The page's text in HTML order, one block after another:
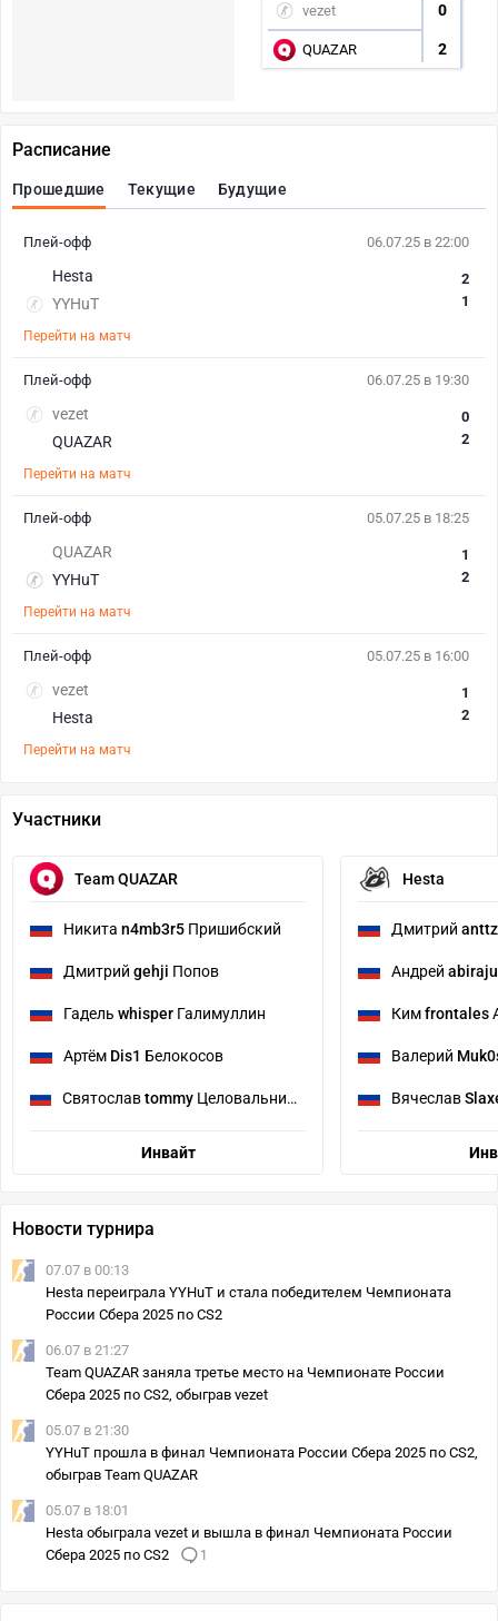
vezet 0
QUAZAR 2
Расписание
Прошедшие Текущие Будущие
06.07.25 в 22:00
Hesta
YYHuT
2
1
Перейти на матч
Плей-офф
06.07.25 в 19:30
vezet
QUAZAR
0
2
Перейти на матч
Плей-офф
05.07.25 в 18:25
QUAZAR
YYHuT
1
2
Перейти на матч
Плей-офф
05.07.25 в 16:00
vezet
Hesta
1
2
Перейти на матч
Плей-офф
Участники
Team QUAZAR
Никита n4mb3r5 Пришибский
Дмитрий gehji Попов
Гадель whisper Галимуллин
Артём Dis1 Белокосов
Святославtommy Целовальников
Инвайт
Hesta
Дмитрий
Андрей abiraju
Кимfrontales
Валерий
Вячеслав
Новости турнира
07.07 в 00:13
Hesta переиграла YYHuT и стала победителем Чемпионата
России Сбера 2025 по CS2
06.07 в 21:27
Team QUAZAR заняла третье место на Чемпионате России
Сбера 2025 по CS2, обыграв vezet
05.07 в 21:30
YYHuT прошла в финал Чемпионата России Сбера 2025 по CS2,
обыграв Team QUAZAR
05.07 в 18:01
Hesta обыграла vezet и вышла в финал Чемпионата России
Сбера 2025 по CS2
1